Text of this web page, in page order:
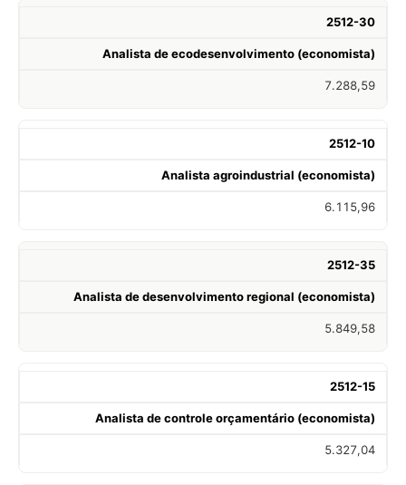
2512-30
Analista de ecodesenvolvimento (economista)
7.288,59
2512-10
Analista agroindustrial (economista)
6.115,96
2512-35
Analista de desenvolvimento regional (economista)
5.849,58
2512-15
Analista de controle orçamentário (economista)
5.327,04